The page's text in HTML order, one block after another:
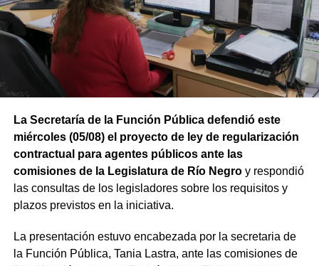
La Secretaría de la Función Pública defendió este
miércoles (05/08) el proyecto de ley de regularización
contractual para agentes públicos ante las
comisiones de la Legislatura de Río Negroy respondió
las consultas de los legisladores sobre los requisitos y
plazos previstos en la iniciativa.
La presentación estuvo encabezada por la secretaria de
la Función Pública, Tania Lastra, ante las comisiones de